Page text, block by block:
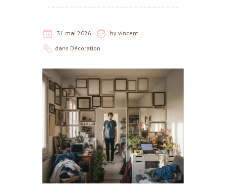
31 mai 2026 by vincent
dans Décoration